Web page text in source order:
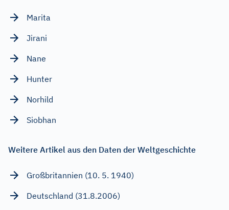
Marita
Jirani
Nane
Hunter
Norhild
Siobhan
Weitere Artikel aus den Daten der Weltgeschichte
Großbritannien (10. 5. 1940)
Deutschland (31.8.2006)